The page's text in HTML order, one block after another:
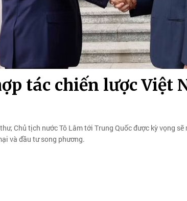
tác chiến lược Việt
Chủ tịch nước Tô Lâm tới Trung Quốc được kỳ vọng
và đầu tư song phương.